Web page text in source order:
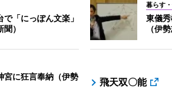
「にっぽん文楽」
）
暮らす
東儀
（伊
宮に狂言奉納（伊勢
飛天双〇能